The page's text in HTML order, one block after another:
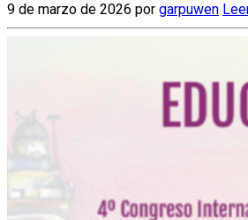
9 de marzo de 2026 por garpuwen